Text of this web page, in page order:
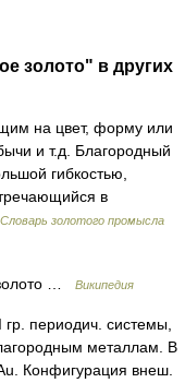
золото" в других
на цвет, форму или
и т.д. Благородный
гибкостью,
в
Словарь золотого промысла
… Википедия
периодич. системы,
металлам. В
Конфигурация внеш.